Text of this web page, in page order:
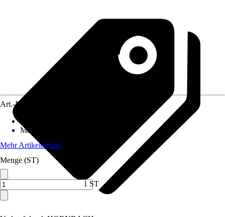
Art.-Nr.
Material Dach
Mehr Artikeldetails
Menge (ST)
1 ST